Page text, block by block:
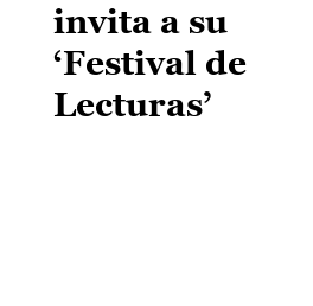
invita a su
‘Festival de
Lecturas’